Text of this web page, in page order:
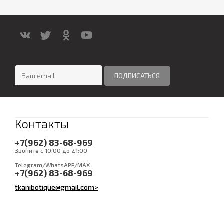
Контакты
+7(962) 83-68-969
Звоните с 10:00 до 21:00
Telegram/WhatsAPP/MAX
+7(962) 83-68-969
tkanibotique@gmail.com>